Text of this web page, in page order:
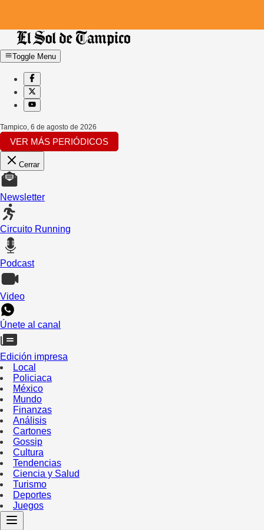
Toggle Menu
Tampico, 6 de agosto de 2026
VER MÁS PERIÓDICOS
Cerrar
Newsletter
Circuito Running
Podcast
Video
Únete al canal
Edición impresa
Local
Policiaca
México
Mundo
Finanzas
Análisis
Cartones
Gossip
Cultura
Tendencias
Ciencia y Salud
Turismo
Deportes
Juegos